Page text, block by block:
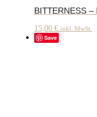
BITTERNESS –
15,00 € inkl. MwSt.
Save